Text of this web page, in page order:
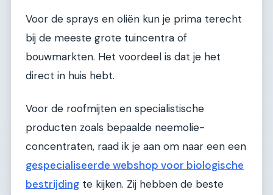
Voor de sprays en oliën kun je prima terecht
bij de meeste grote tuincentra of
bouwmarkten. Het voordeel is dat je het
direct in huis hebt.
Voor de roofmijten en specialistische
producten zoals bepaalde neemolie-
concentraten, raad ik je aan om naar een een
gespecialiseerde webshop voor biologische
bestrijding te kijken. Zij hebben de beste